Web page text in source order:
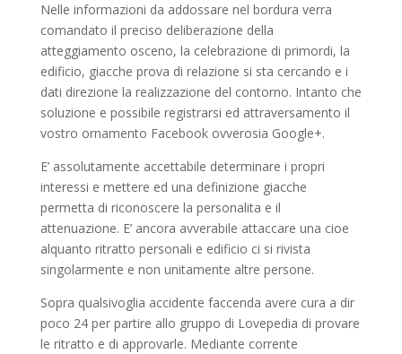
Nelle informazioni da addossare nel bordura verra
comandato il preciso deliberazione della
atteggiamento osceno, la celebrazione di primordi, la
edificio, giacche prova di relazione si sta cercando e i
dati direzione la realizzazione del contorno. Intanto che
soluzione e possibile registrarsi ed attraversamento il
vostro ornamento Facebook ovverosia Google+.
E’ assolutamente accettabile determinare i propri
interessi e mettere ed una definizione giacche
permetta di riconoscere la personalita e il
attenuazione. E’ ancora avverabile attaccare una cioe
alquanto ritratto personali e edificio ci si rivista
singolarmente e non unitamente altre persone.
Sopra qualsivoglia accidente faccenda avere cura a dir
poco 24 per partire allo gruppo di Lovepedia di provare
le ritratto e di approvarle. Mediante corrente